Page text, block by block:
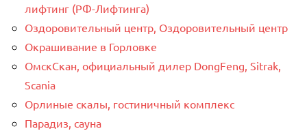
лифтинг (РФ-Лифтинга)
Оздоровительный центр, Оздоровительный центр
Окрашивание в Горловке
ОмскСкан, официальный дилер DongFeng, Sitrak,
Scania
Орлиные скалы, гостиничный комплекс
Парадиз, сауна